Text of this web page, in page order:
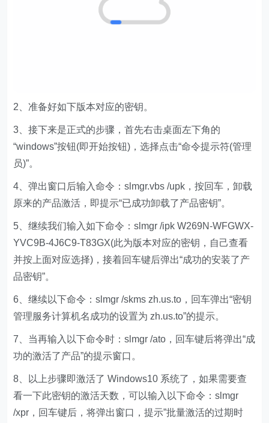
2、准备好如下版本对应的密钥。
3、接下来是正式的步骤，首先右击桌面左下角的
“windows”按钮(即开始按钮)，选择点击“命令提示符(管理
员)”。
4、弹出窗口后输入命令：slmgr.vbs /upk，按回车，卸载
原来的产品激活，即提示“已成功卸载了产品密钥”。
5、继续我们输入如下命令：slmgr /ipk W269N-WFGWX-
YVC9B-4J6C9-T83GX(此为版本对应的密钥，自己查看
并按上面对应选择)，接着回车键后弹出“成功的安装了产
品密钥”。
6、继续以下命令：slmgr /skms zh.us.to，回车弹出“密钥
管理服务计算机名成功的设置为 zh.us.to”的提示。
7、当再输入以下命令时：slmgr /ato，回车键后将弹出“成
功的激活了产品”的提示窗口。
8、以上步骤即激活了 Windows10 系统了，如果需要查
看一下此密钥的激活天数，可以输入以下命令：slmgr
/xpr，回车键后，将弹出窗口，提示”批量激活的过期时